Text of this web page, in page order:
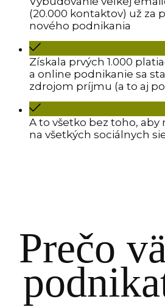
(20.000 kontaktov) už za
nového podnikania
Získala prvých 1.000
a online podnikanie sa
zdrojom príjmu (a to aj
A to všetko bez toho,
na všetkých sociálnych
Prečo